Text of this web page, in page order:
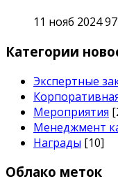
11 нояб 2024
Категории
Экспертные
Мероприятия
Менеджмент
Награды [10]
Облако меток